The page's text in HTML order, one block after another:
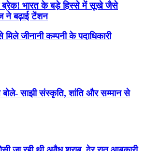
ब्रेक! भारत के बड़े हिस्से में सूखे जैसे
ने बढ़ाई टेंशन
जीनानी कम्पनी के पदाधिकारी
साझी संस्कृति, शांति और सम्मान से